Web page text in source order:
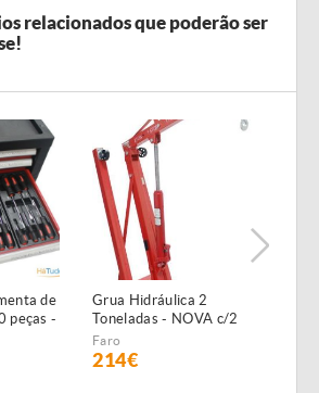
relacionados que poderão ser
de
peças -
Grua Hidráulica 2
Toneladas - NOVA c/2
anos garantia
Faro
214€